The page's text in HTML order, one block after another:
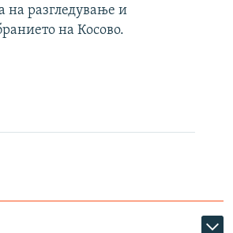
на разгледување и
на Косово.